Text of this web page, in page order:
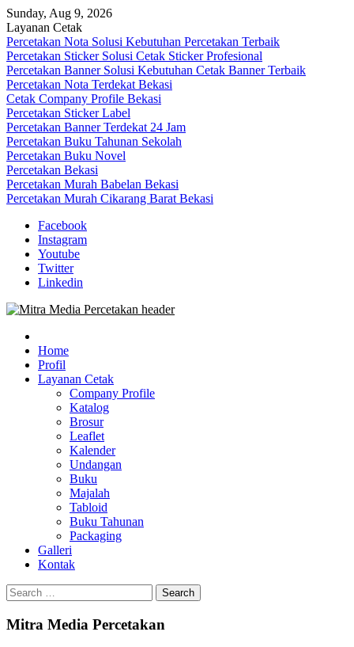
Skip
to
content
Sunday, Aug 9, 2026
Layanan Cetak
Percetakan Nota Solusi Kebutuhan Percetakan Terbaik
Percetakan Sticker Solusi Cetak Sticker Profesional
Percetakan Banner Solusi Kebutuhan Cetak Banner Terbaik
Percetakan Nota Terdekat Bekasi
Cetak Company Profile Bekasi
Percetakan Sticker Label
Percetakan Banner Terdekat 24 Jam
Percetakan Buku Tahunan Sekolah
Percetakan Buku Novel
Percetakan Bekasi
Percetakan Murah Babelan Bekasi
Percetakan Murah Cikarang Barat Bekasi
Facebook
Instagram
Youtube
Twitter
Linkedin
Mitra Media Percetakan Bekasi
0813-1670-6191
0813-1670-6191 (Call/WA) Perusahaan Tempat Alamat Jasa Pusat
Percetakan Bekasi Barat Timur Utara Selatan Murah 24 Jam
Home
Profil
Layanan Cetak
Company Profile
Katalog
Brosur
Leaflet
Kalender
Undangan
Buku
Majalah
Tabloid
Buku Tahunan
Packaging
Galleri
Kontak
Search
for:
Mitra Media Percetakan